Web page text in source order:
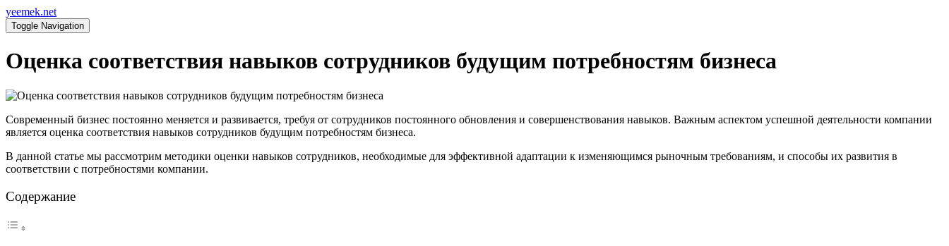
yeemek.net
Toggle Navigation
Оценка соответствия навыков сотрудников будущим потребностям бизнеса
Современный бизнес постоянно меняется и развивается, требуя от сотрудников постоянного обновления и совершенствования навыков. Важным аспектом успешной деятельности компании
является оценка соответствия навыков сотрудников будущим потребностям бизнеса.
В данной статье мы рассмотрим методики оценки навыков сотрудников, необходимые для эффективной адаптации к изменяющимся рыночным требованиям, и способы их развития в
соответствии с потребностями компании.
Содержание